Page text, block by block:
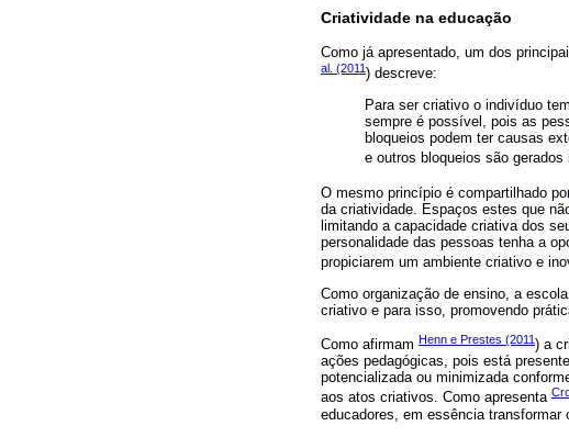
Criatividade na educação
Como já apresentado, um dos
al. (2011) descreve:
Para ser criativo o indivíduo
sempre é possível, pois as
bloqueios podem ter causas
e outros bloqueios são
O mesmo princípio é compartilhado
da criatividade. Espaços estes que
limitando a capacidade criativa dos
personalidade das pessoas tenha a
propiciarem um ambiente criativo e
Como organização de ensino, a
criativo e para isso, promovendo
Como afirmam Henn e Prestes (2011) a
ações pedagógicas, pois está
potencializada ou minimizada
aos atos criativos. Como apresenta
educadores, em essência